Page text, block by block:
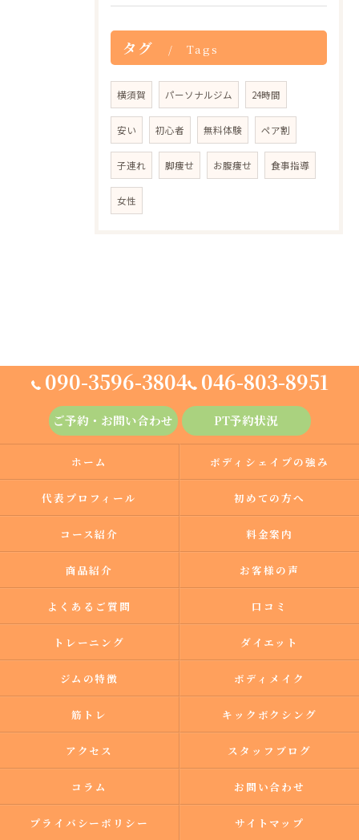
タグ Tags
横須賀 パーソナルジム 24時間
安い 初心者 無料体験 ペア割
子連れ 脚痩せ お腹痩せ 食事指導
女性
090-3596-3804 046-803-8951
ご予約・お問い合わせ PT予約状況
ホーム ボディシェイプの強み
代表プロフィール 初めての方へ
コース紹介 料金案内
商品紹介 お客様の声
よくあるご質問 口コミ
トレーニング ダイエット
ジムの特徴 ボディメイク
筋トレ キックボクシング
アクセス スタッフブログ
コラム お問い合わせ
プライバシーポリシー サイトマップ